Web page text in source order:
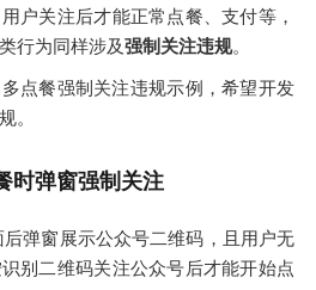
户关注后才能正常点餐、支付等，
行为同样涉及强制关注违规。
点餐强制关注违规示例，希望开发
。
时弹窗强制关注
弹窗展示公众号二维码，且用户无
别二维码关注公众号后才能开始点